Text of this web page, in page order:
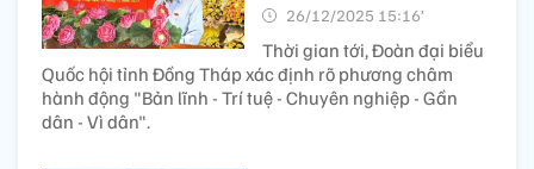
26/12/2025 15:16’
Thời gian tới, Đoàn đại biểu
Quốc hội tỉnh Đồng Tháp xác định rõ phương châm
hành động "Bản lĩnh - Trí tuệ - Chuyên nghiệp - Gần
dân - Vì dân".